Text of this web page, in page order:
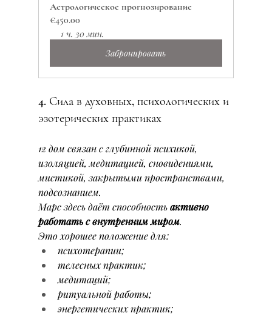
Астрологическое прогнозирование
€450.00
1 ч. 30 мин.
Забронировать
4. Сила в духовных, психологических и
эзотерических практиках
12 дом связан с глубинной психикой,
изоляцией, медитацией, сновидениями,
мистикой, закрытыми пространствами,
подсознанием.
Марс здесь даёт способность активно
работать с внутренним миром.
Это хорошее положение для:
психотерапии;
телесных практик;
медитаций;
ритуальной работы;
энергетических практик;